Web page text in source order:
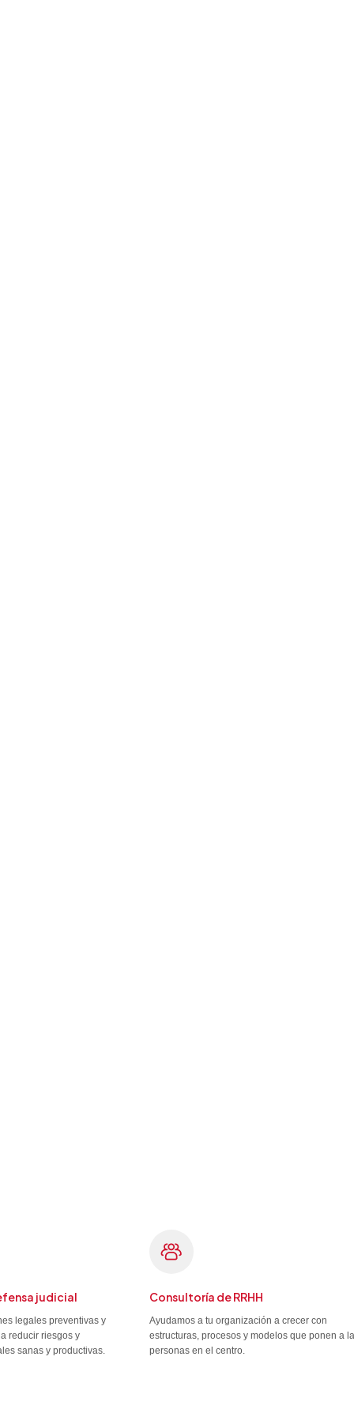
judicial
legales preventivas y
reducir riesgos y
sanas y productivas.
Consultoría de RRHH
Ayudamos a tu organización a crecer con
estructuras, procesos y modelos que ponen a
personas en el centro.